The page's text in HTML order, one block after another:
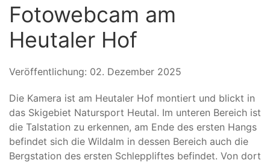
Fotowebcam am
Heutaler Hof
Veröffentlichung: 02. Dezember 2025
Die Kamera ist am Heutaler Hof montiert und blickt in
das Skigebiet Natursport Heutal. Im unteren Bereich ist
die Talstation zu erkennen, am Ende des ersten Hangs
befindet sich die Wildalm in dessen Bereich auch die
Bergstation des ersten Schleppliftes befindet. Von dort